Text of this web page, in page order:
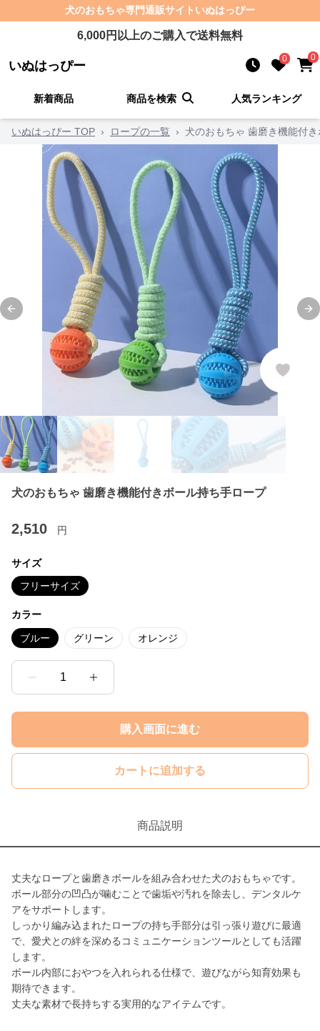
犬のおもちゃ専門通販サイト いぬはっぴー
6,000円以上のご購入で送料無料
いぬはっぴー 0 0
新着商品 商品を検索 人気ランキング
いぬはっぴー TOP › ロープの一覧 › 犬のおもちゃ 歯磨き機能付
Previous slide
犬のおもちゃ 歯磨き機能付きボール持ち手ロープ
2,510 円
サイズ
フリーサイズ
カラー
ブルー グリーン オレンジ
1
購入画面に進む
カートに追加する
商品説明
丈夫なロープと歯磨きボールを組み合わせた犬のおもちゃです。
ボール部分の凹凸が噛むことで歯垢や汚れを除去し、デンタルケ
アをサポートします。
しっかり編み込まれたロープの持ち手部分は引っ張り遊びに最適
で、愛犬との絆を深めるコミュニケーションツールとしても活躍
します。
ボール内部におやつを入れられる仕様で、遊びながら知育効果も
期待できます。
丈夫な素材で長持ちする実用的なアイテムです。